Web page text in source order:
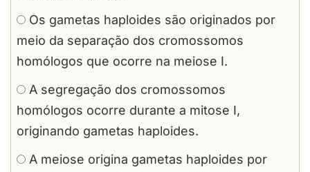
Os gametas haploides são originados por
meio da separação dos cromossomos
homólogos que ocorre na meiose I.
A segregação dos cromossomos
homólogos ocorre durante a mitose I,
originando gametas haploides.
A meiose origina gametas haploides por